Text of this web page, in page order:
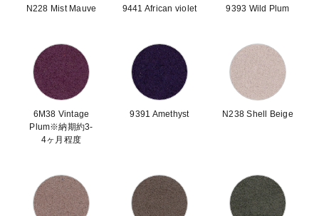
N228 Mist Mauve 9441 African violet 9393 Wild Plum
6M38 Vintage
Plum※納期約3-
4ヶ月程度
9391 Amethyst N238 Shell Beige